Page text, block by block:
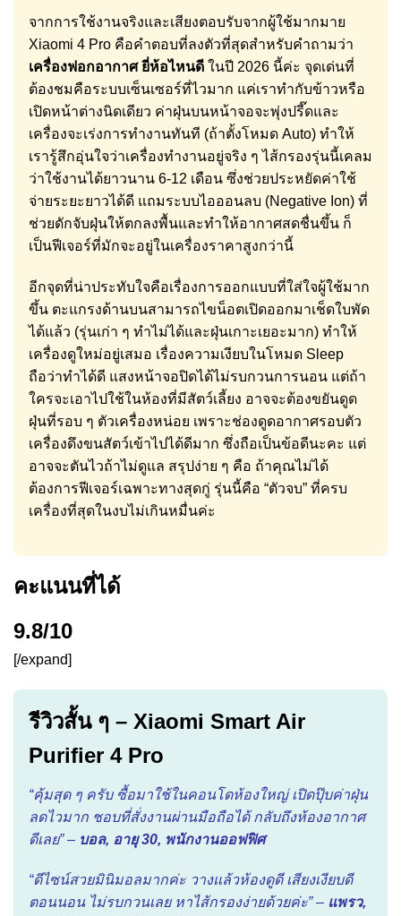
จากการใช้งานจริงและเสียงตอบรับจากผู้ใช้มากมาย
Xiaomi 4 Pro คือคำตอบที่ลงตัวที่สุดสำหรับคำถามว่า
เครื่องฟอกอากาศ ยี่ห้อไหนดี ในปี 2026 นี้ค่ะ จุดเด่นที่
ต้องชมคือระบบเซ็นเซอร์ที่ไวมาก แค่เราทำกับข้าวหรือ
เปิดหน้าต่างนิดเดียว ค่าฝุ่นบนหน้าจอจะพุ่งปรี๊ดและ
เครื่องจะเร่งการทำงานทันที (ถ้าตั้งโหมด Auto) ทำให้
เรารู้สึกอุ่นใจว่าเครื่องทำงานอยู่จริง ๆ ไส้กรองรุ่นนี้เคลม
ว่าใช้งานได้ยาวนาน 6-12 เดือน ซึ่งช่วยประหยัดค่าใช้
จ่ายระยะยาวได้ดี แถมระบบไอออนลบ (Negative Ion) ที่
ช่วยดักจับฝุ่นให้ตกลงพื้นและทำให้อากาศสดชื่นขึ้น ก็
เป็นฟีเจอร์ที่มักจะอยู่ในเครื่องราคาสูงกว่านี้
อีกจุดที่น่าประทับใจคือเรื่องการออกแบบที่ใส่ใจผู้ใช้มาก
ขึ้น ตะแกรงด้านบนสามารถไขน็อตเปิดออกมาเช็ดใบพัด
ได้แล้ว (รุ่นเก่า ๆ ทำไม่ได้และฝุ่นเกาะเยอะมาก) ทำให้
เครื่องดูใหม่อยู่เสมอ เรื่องความเงียบในโหมด Sleep
ถือว่าทำได้ดี แสงหน้าจอปิดได้ไม่รบกวนการนอน แต่ถ้า
ใครจะเอาไปใช้ในห้องที่มีสัตว์เลี้ยง อาจจะต้องขยันดูด
ฝุ่นที่รอบ ๆ ตัวเครื่องหน่อย เพราะช่องดูดอากาศรอบตัว
เครื่องดึงขนสัตว์เข้าไปได้ดีมาก ซึ่งถือเป็นข้อดีนะคะ แต่
อาจจะตันไวถ้าไม่ดูแล สรุปง่าย ๆ คือ ถ้าคุณไม่ได้
ต้องการฟีเจอร์เฉพาะทางสุดกู่ รุ่นนี้คือ “ตัวจบ” ที่ครบ
เครื่องที่สุดในงบไม่เกินหมื่นค่ะ
คะแนนที่ได้
9.8/10
[/expand]
รีวิวสั้น ๆ – Xiaomi Smart Air
Purifier 4 Pro
“คุ้มสุด ๆ ครับ ซื้อมาใช้ในคอนโดห้องใหญ่ เปิดปุ๊บค่าฝุ่น
ลดไวมาก ชอบที่สั่งงานผ่านมือถือได้ กลับถึงห้องอากาศ
ดีเลย” – บอล, อายุ 30, พนักงานออฟฟิศ
“ดีไซน์สวยมินิมอลมากค่ะ วางแล้วห้องดูดี เสียงเงียบดี
ตอนนอน ไม่รบกวนเลย หาไส้กรองง่ายด้วยค่ะ” – แพรว,